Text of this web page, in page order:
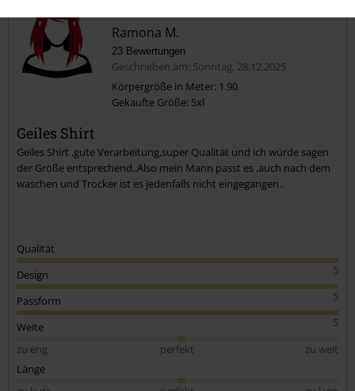
Kommentar jetzt abschicken!
Ramona M.
23 Bewertungen
Geschrieben am: Sonntag, 28.12.2025
Körpergröße in Meter: 1.90
Gekaufte Größe: 5xl
Geiles Shirt
Geiles Shirt ,gute Verarbeitung,super Qualität und ich würde sagen
der Größe entsprechend..Also mein Mann passt es ,auch nach dem
waschen und Trocker ist es jedenfalls nicht eingegangen..
Qualität
5
Design
5
Passform
5
Weite
zu eng
perfekt
zu weit
Länge